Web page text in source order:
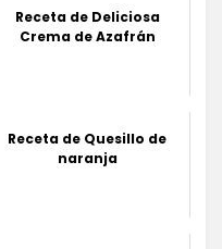
Receta de Deliciosa
Crema de Azafrán
Receta de Quesillo de
naranja